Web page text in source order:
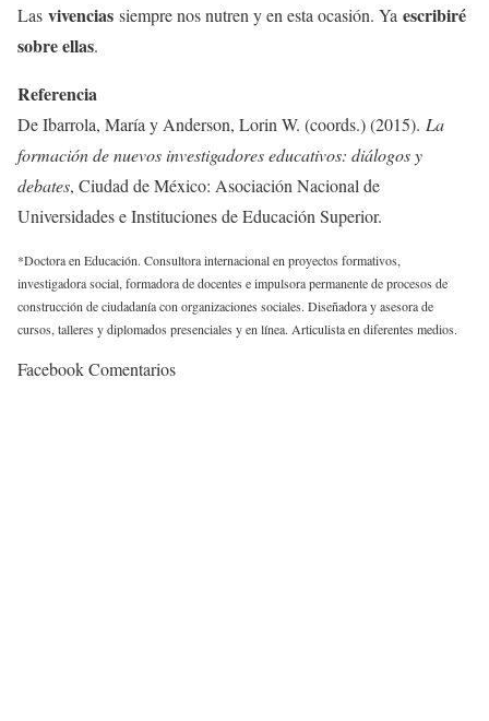
Las vivencias siempre nos nutren y en esta ocasión. Ya escribiré
sobre ellas.
Referencia
De Ibarrola, María y Anderson, Lorin W. (coords.) (2015). La
formación de nuevos investigadores educativos: diálogos y
debates, Ciudad de México: Asociación Nacional de
Universidades e Instituciones de Educación Superior.
*Doctora en Educación. Consultora internacional en proyectos formativos,
investigadora social, formadora de docentes e impulsora permanente de procesos de
construcción de ciudadanía con organizaciones sociales. Diseñadora y asesora de
cursos, talleres y diplomados presenciales y en línea. Articulista en diferentes medios.
Facebook Comentarios